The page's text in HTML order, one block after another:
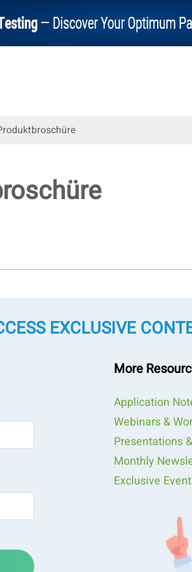
EXCLUSIVE
More
Application
Webinars &
Presentations
Monthly
Exclusive